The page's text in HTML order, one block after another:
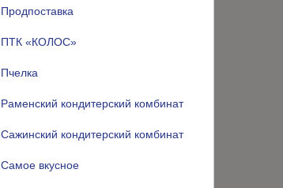
Продпоставка
ПТК «КОЛОС»
Пчелка
Раменский кондитерский комбинат
Сажинский кондитерский комбинат
Самое вкусное